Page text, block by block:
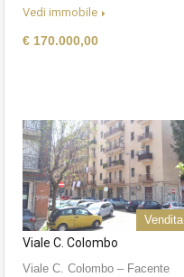
Vedi immobile
€ 170.000,00
Vendita
Viale C. Colombo
Viale C. Colombo – Facente